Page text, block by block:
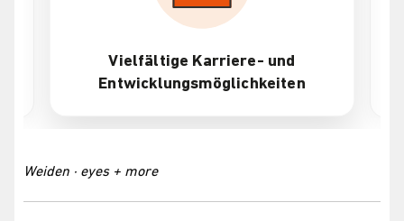
Vielfältige Karriere- und
Entwicklungsmöglichkeiten
Weiden · eyes + more